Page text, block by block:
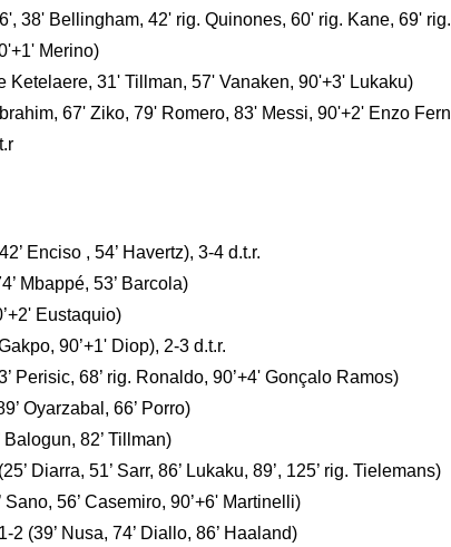
38' Bellingham, 42' rig. Quinones, 60' rig. Kane, 69'
Merino)
Ketelaere, 31' Tillman, 57' Vanaken, 90'+3' Lukaku)
67' Ziko, 79' Romero, 83' Messi, 90'+2' Enzo
Enciso , 54’ Havertz), 3-4 d.t.r.
Mbappé, 53’ Barcola)
Eustaquio)
90’+1' Diop), 2-3 d.t.r.
Perisic, 68’ rig. Ronaldo, 90’+4' Gonçalo Ramos)
Oyarzabal, 66’ Porro)
82’ Tillman)
Diarra, 51’ Sarr, 86’ Lukaku, 89’, 125’ rig. Tielemans)
56’ Casemiro, 90’+6' Martinelli)
2 (39’ Nusa, 74’ Diallo, 86’ Haaland)